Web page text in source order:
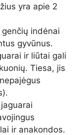
yra apie 2
indėnai
gyvūnus.
ir liūtai gali
Tiesa, jis
ir anakondos.